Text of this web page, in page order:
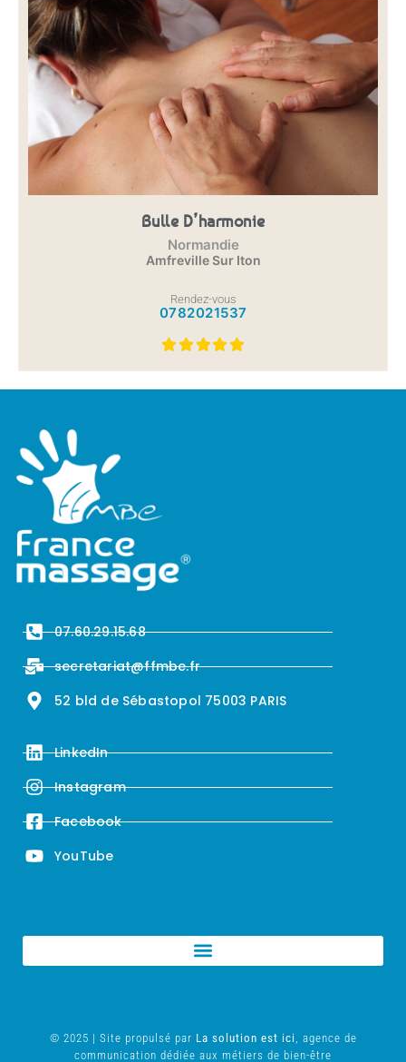
Bulle D’harmonie
Normandie
Amfreville Sur Iton
Rendez-vous
0782021537
07.60.29.15.68
secretariat@ffmbe.fr
52 bld de Sébastopol 75003 PARIS
LinkedIn
Instagram
Facebook
YouTube
© 2025 | Site propulsé par La solution est ici , agence de
communication dédiée aux métiers de bien-être